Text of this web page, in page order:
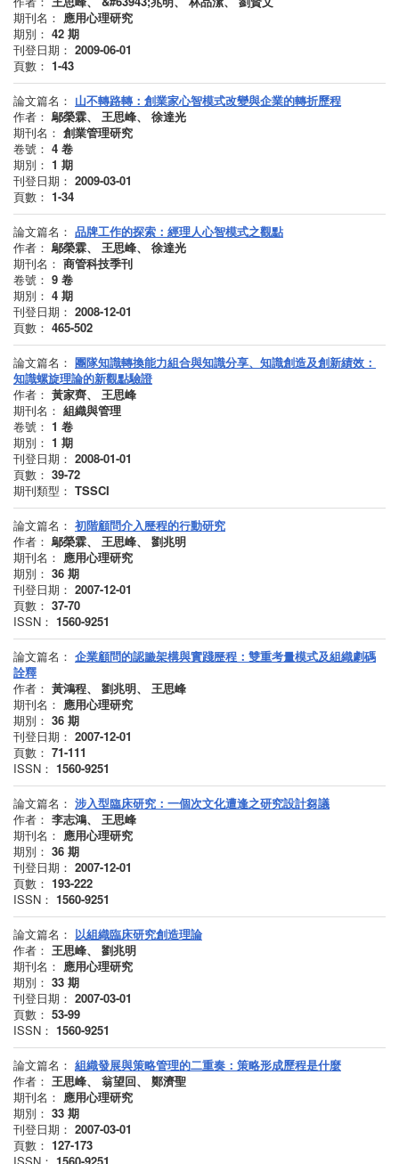
期刊名： 應用心理研究
期別： 42 期
刊登日期： 2009-06-01
頁數： 1-43
論文篇名： 山不轉路轉：創業家心智模式改變與企業的轉折歷程
作者：鄔榮霖、 王思峰、 徐達光
期刊名： 創業管理研究
卷號： 4 卷
期別： 1 期
刊登日期： 2009-03-01
頁數： 1-34
論文篇名： 品牌工作的探索：經理人心智模式之觀點
作者：鄔榮霖、 王思峰、 徐達光
期刊名： 商管科技季刊
卷號： 9 卷
期別： 4 期
刊登日期： 2008-12-01
頁數： 465-502
論文篇名： 團隊知識轉換能力組合與知識分享、知識創造及創新績效：
知識螺旋理論的新觀點驗證
作者： 黃家齊、 王思峰
期刊名： 組織與管理
卷號： 1 卷
期別： 1 期
刊登日期： 2008-01-01
頁數： 39-72
期刊類型： TSSCI
論文篇名： 初階顧問介入歷程的行動研究
作者：鄔榮霖、 王思峰、 劉兆明
期刊名： 應用心理研究
期別： 36 期
刊登日期： 2007-12-01
頁數： 37-70
ISSN： 1560-9251
論文篇名： 企業顧問的認識架構與實踐歷程：雙重考量模式及組織劇碼
詮釋
作者： 黃鴻程、 劉兆明、 王思峰
期刊名： 應用心理研究
期別： 36 期
刊登日期： 2007-12-01
頁數： 71-111
ISSN： 1560-9251
論文篇名： 涉入型臨床研究：一個次文化遭逢之研究設計芻議
作者： 李志鴻、 王思峰
期刊名： 應用心理研究
期別： 36 期
刊登日期： 2007-12-01
頁數： 193-222
ISSN： 1560-9251
論文篇名： 以組織臨床研究創造理論
作者： 王思峰、 劉兆明
期刊名： 應用心理研究
期別： 33 期
刊登日期： 2007-03-01
頁數： 53-99
ISSN： 1560-9251
論文篇名： 組織發展與策略管理的二重奏：策略形成歷程是什麼
作者： 王思峰、 翁望回、 鄭濟聖
期刊名： 應用心理研究
期別： 33 期
刊登日期： 2007-03-01
頁數： 127-173